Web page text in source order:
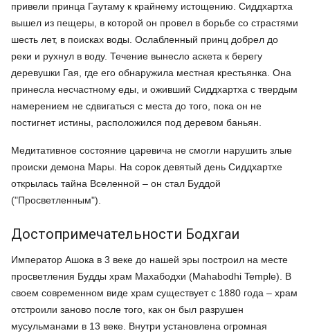
привели принца Гаутаму к крайнему истощению. Сиддхартха
вышел из пещеры, в которой он провел в борьбе со страстями
шесть лет, в поисках воды. Ослабленный принц добрел до
реки и рухнул в воду. Течение вынесло аскета к берегу
деревушки Гая, где его обнаружила местная крестьянка. Она
принесла несчастному еды, и оживший Сиддхартха с твердым
намерением не сдвигаться с места до того, пока он не
постигнет истины, расположился под деревом баньян.
Медитативное состояние царевича не смогли нарушить злые
происки демона Мары. На сорок девятый день Сиддхартхе
открылась тайна Вселенной – он стал Буддой
("Просветленным").
Достопримечательности Бодхгаи
Император Ашока в 3 веке до нашей эры построил на месте
просветления Будды храм Махабодхи (Mahabodhi Temple). В
своем современном виде храм существует с 1880 года – храм
отстроили заново после того, как он был разрушен
мусульманами в 13 веке. Внутри установлена огромная